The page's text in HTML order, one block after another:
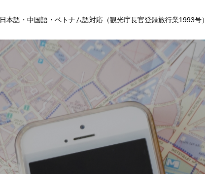
日本語・中国語・ベトナム語対応（観光庁長官登録旅行業1993号）